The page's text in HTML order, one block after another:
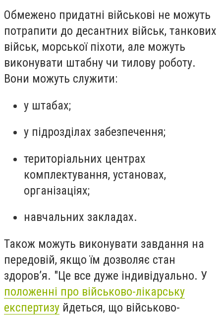
Обмежено придатні військові не можуть
потрапити до десантних військ, танкових
військ, морської піхоти, але можуть
виконувати штабну чи тилову роботу.
Вони можуть служити:
у штабах;
у підрозділах забезпечення;
територіальних центрах
комплектування, установах,
організаціях;
навчальних закладах.
Також можуть виконувати завдання на
передовій, якщо їм дозволяє стан
здоров’я. "Це все дуже індивідуально. У
положенні про військово-лікарську
експертизу йдеться, що військово-